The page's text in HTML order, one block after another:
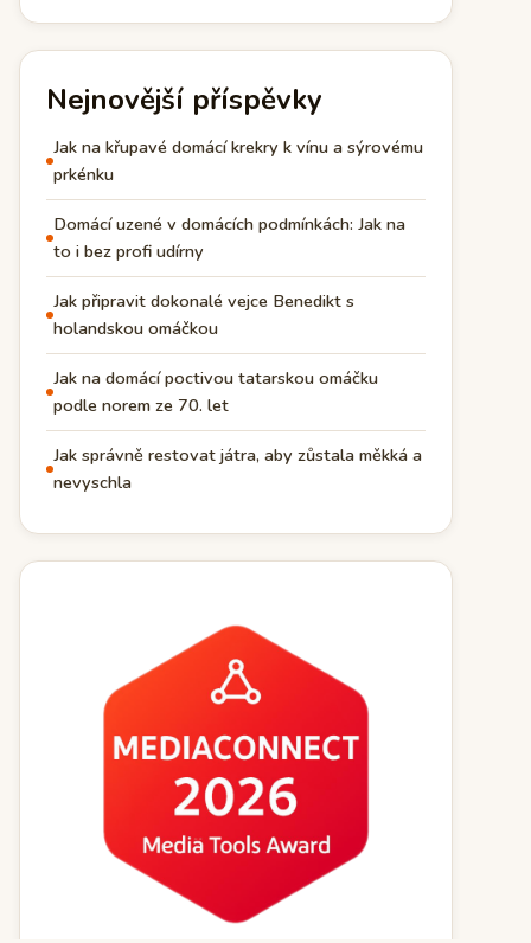
Nejnovější příspěvky
Jak na křupavé domácí krekry k vínu a sýrovému
prkénku
Domácí uzené v domácích podmínkách: Jak na
to i bez profi udírny
Jak připravit dokonalé vejce Benedikt s
holandskou omáčkou
Jak na domácí poctivou tatarskou omáčku
podle norem ze 70. let
Jak správně restovat játra, aby zůstala měkká a
nevyschla